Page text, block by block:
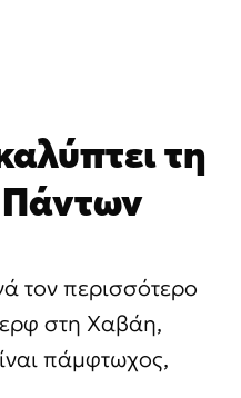
τη
τον περισσότερο
στη Χαβάη,
πάμφτωχος,